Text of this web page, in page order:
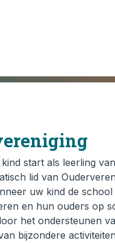
start als leerling
lid van
uw kind de
en hun ouders op
het ondersteunen
bijzondere